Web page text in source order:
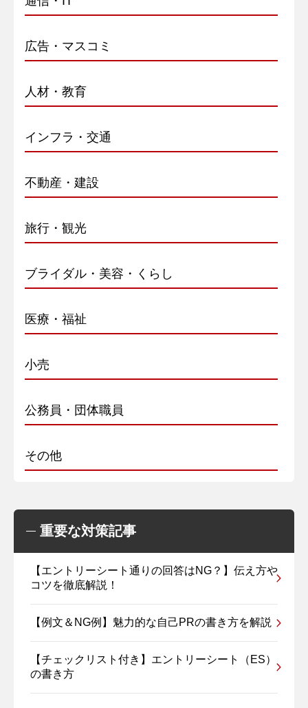
広告・マスコミ
人材・教育
インフラ・交通
不動産・建設
旅行・観光
ブライダル・美容・くらし
医療・福祉
小売
公務員・団体職員
その他
重要な対策記事
【エントリーシート通りの回答はNG？】伝え方や
コツを徹底解説！
【例文＆NG例】魅力的な自己PRの書き方を解説
【チェックリスト付き】エントリーシート（ES）
の書き方